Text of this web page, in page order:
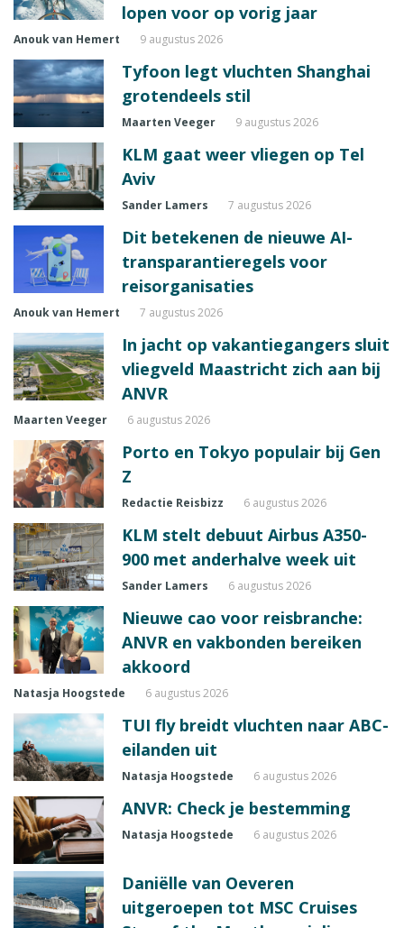
lopen voor op vorig jaar
Anouk van Hemert 9 augustus 2026
Tyfoon legt vluchten Shanghai
grotendeels stil
Maarten Veeger 9 augustus 2026
KLM gaat weer vliegen op Tel
Aviv
Sander Lamers 7 augustus 2026
Dit betekenen de nieuwe AI-
transparantieregels voor
reisorganisaties
Anouk van Hemert 7 augustus 2026
In jacht op vakantiegangers sluit
vliegveld Maastricht zich aan bij
ANVR
Maarten Veeger 6 augustus 2026
Porto en Tokyo populair bij Gen
Z
Redactie Reisbizz 6 augustus 2026
KLM stelt debuut Airbus A350-
900 met anderhalve week uit
Sander Lamers 6 augustus 2026
Nieuwe cao voor reisbranche:
ANVR en vakbonden bereiken
akkoord
Natasja Hoogstede 6 augustus 2026
TUI fly breidt vluchten naar ABC-
eilanden uit
Natasja Hoogstede 6 augustus 2026
ANVR: Check je bestemming
Natasja Hoogstede 6 augustus 2026
Daniëlle van Oeveren
uitgeroepen tot MSC Cruises